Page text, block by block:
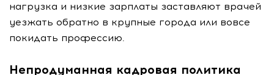
нагрузка и низкие зарплаты заставляют врачей
уезжать обратно в крупные города или вовсе
покидать профессию.
Непродуманная кадровая политика